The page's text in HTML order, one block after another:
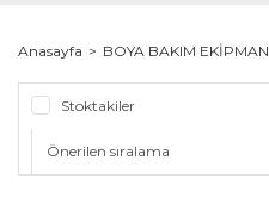
Anasayfa BOYA BAKIM EKİPMAN
Stoktakiler